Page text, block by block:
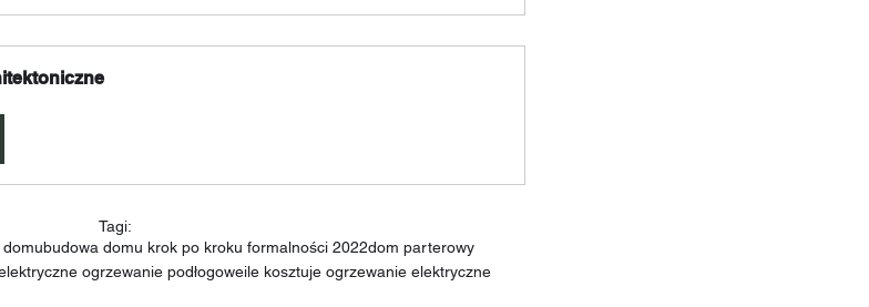
Tagi:
budowa domu krok po kroku formalności 2022dom parterowy
ogrzewanie podłogoweile kosztuje ogrzewanie elektryczne